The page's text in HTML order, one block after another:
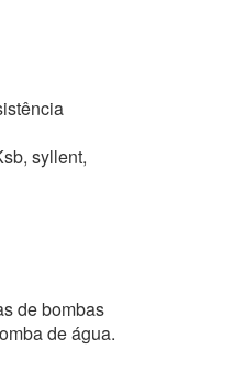
syllent,
de bombas
de água.